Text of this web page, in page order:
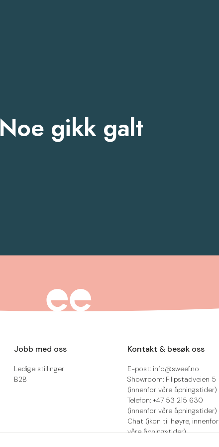
Noe gikk galt
Jobb med oss
Ledige stillinger
B2B
Kontakt & besøk oss
E-post: info@sweef.no
Showroom: Filipstadveien 5
(innenfor våre åpningstider)
Telefon: +47 53 215 630
(innenfor våre åpningstider)
Chat (ikon til høyre, innenfor
våre åpningstider)